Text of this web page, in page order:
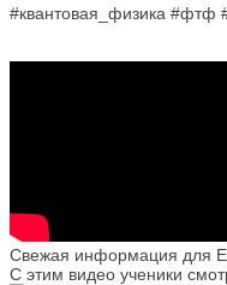
#квантовая_физика
Свежая информация для
С этим видео ученики